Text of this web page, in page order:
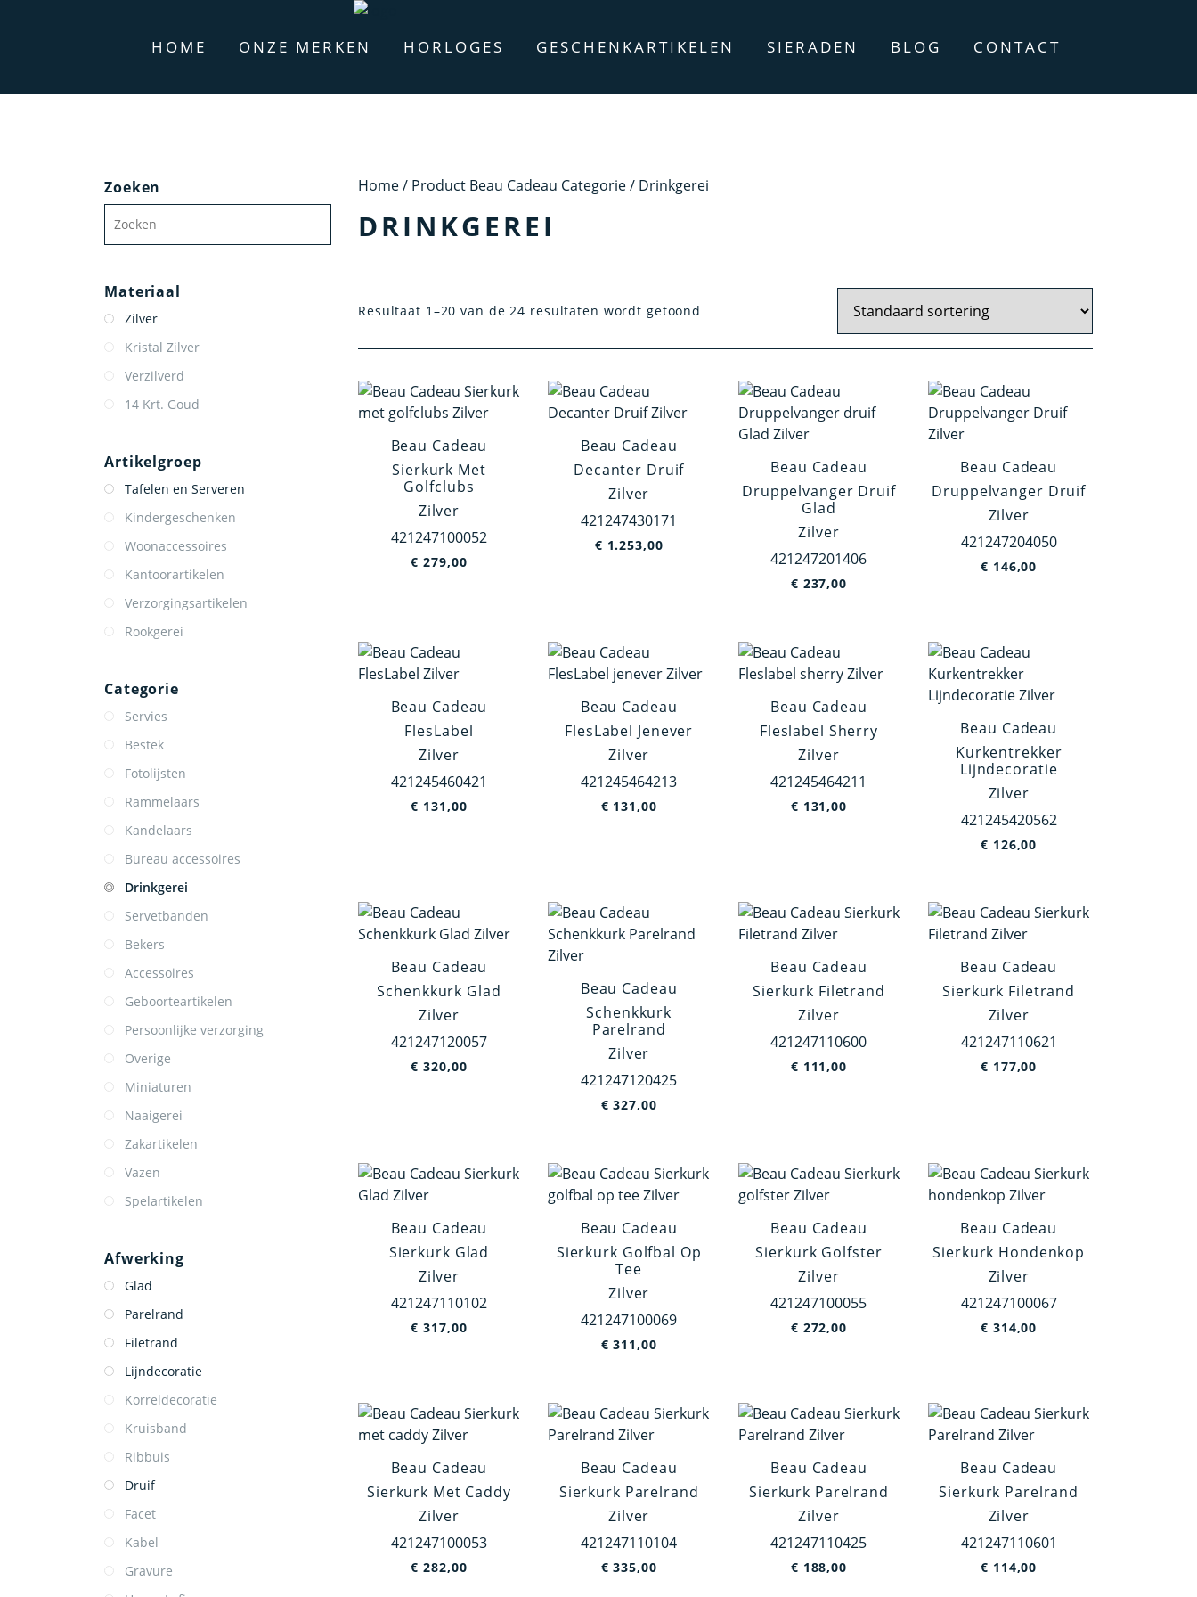
HOME ONZE MERKEN HORLOGES GESCHENKARTIKELEN SIERADEN BLOG CONTACT
Zoeken
Materiaal
Zilver
Kristal Zilver
Verzilverd
14 Krt. Goud
Artikelgroep
Tafelen en Serveren
Kindergeschenken
Woonaccessoires
Kantoorartikelen
Verzorgingsartikelen
Rookgerei
Categorie
Servies
Bestek
Fotolijsten
Rammelaars
Kandelaars
Bureau accessoires
Drinkgerei
Servetbanden
Bekers
Accessoires
Geboorteartikelen
Persoonlijke verzorging
Overige
Miniaturen
Naaigerei
Zakartikelen
Vazen
Spelartikelen
Afwerking
Glad
Parelrand
Filetrand
Lijndecoratie
Korreldecoratie
Kruisband
Ribbuis
Druif
Facet
Kabel
Gravure
Home/ Product Beau Cadeau Categorie / Drinkgerei
DRINKGEREI
Resultaat 1–20 van de 24 resultaten wordt getoond
Beau Cadeau
Sierkurk Met
Golfclubs
Zilver
421247100052
€ 279,00
Beau Cadeau
Decanter Druif
Zilver
421247430171
€ 1.253,00
Beau Cadeau
Druppelvanger Druif
Glad
Zilver
421247201406
€ 237,00
Beau Cadeau
Druppelvanger Druif
Zilver
421247204050
€ 146,00
Beau Cadeau
FlesLabel
Zilver
421245460421
€ 131,00
Beau Cadeau
FlesLabel Jenever
Zilver
421245464213
€ 131,00
Beau Cadeau
Fleslabel Sherry
Zilver
421245464211
€ 131,00
Beau Cadeau
Kurkentrekker
Lijndecoratie
Zilver
421245420562
€ 126,00
Beau Cadeau
Schenkkurk Glad
Zilver
421247120057
€ 320,00
Beau Cadeau
Schenkkurk
Parelrand
Zilver
421247120425
€ 327,00
Beau Cadeau
Sierkurk Filetrand
Zilver
421247110600
€ 111,00
Beau Cadeau
Sierkurk Filetrand
Zilver
421247110621
€ 177,00
Beau Cadeau
Sierkurk Glad
Zilver
421247110102
€ 317,00
Beau Cadeau
Sierkurk Golfbal Op
Tee
Zilver
421247100069
€ 311,00
Beau Cadeau
Sierkurk Golfster
Zilver
421247100055
€ 272,00
Beau Cadeau
Sierkurk Hondenkop
Zilver
421247100067
€ 314,00
Beau Cadeau
Sierkurk Met Caddy
Zilver
421247100053
€ 282,00
Beau Cadeau
Sierkurk Parelrand
Zilver
421247110104
€ 335,00
Beau Cadeau
Sierkurk Parelrand
Zilver
421247110425
€ 188,00
Beau Cadeau
Sierkurk Parelrand
Zilver
421247110601
€ 114,00